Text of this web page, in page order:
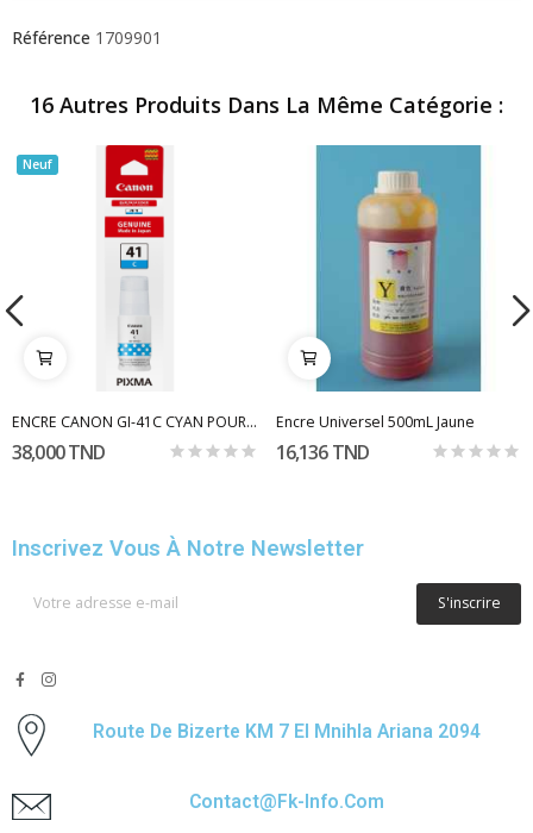
Référence 1709901
16 Autres Produits Dans La Même Catégorie :
Neuf
ENCRE CANON GI-41C CYAN POUR G2420
38,000 TND
Encre Universel 500mL Jaune
16,136 TND
Inscrivez Vous À Notre Newsletter
S'inscrire
Route De Bizerte KM 7 El Mnihla Ariana 2094
Contact@fk-Info.com